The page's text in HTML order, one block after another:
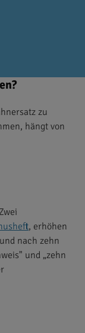
zu
hängt von
, erhöhen
nach zehn
und „zehn